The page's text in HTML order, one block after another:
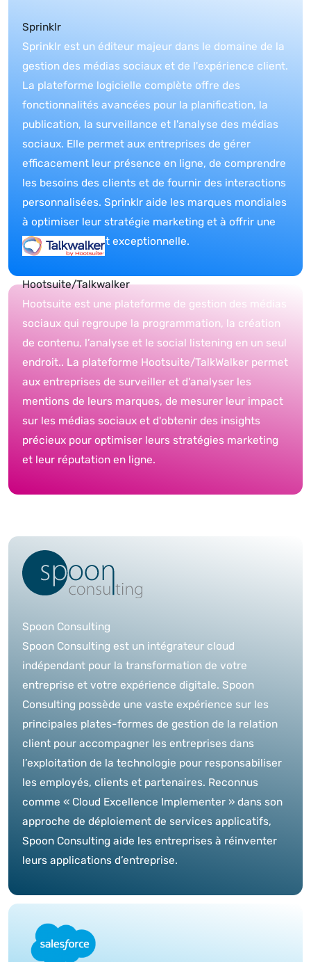
Sprinklr
Sprinklr est un éditeur majeur dans le domaine de la
gestion des médias sociaux et de l'expérience client.
La plateforme logicielle complète offre des
fonctionnalités avancées pour la planification, la
publication, la surveillance et l'analyse des médias
sociaux. Elle permet aux entreprises de gérer
efficacement leur présence en ligne, de comprendre
les besoins des clients et de fournir des interactions
personnalisées. Sprinklr aide les marques mondiales
à optimiser leur stratégie marketing et à offrir une
expérience client exceptionnelle.
Hootsuite/Talkwalker
Hootsuite est une plateforme de gestion des médias
sociaux qui regroupe la programmation, la création
de contenu, l’analyse et le social listening en un seul
endroit.. La plateforme Hootsuite/TalkWalker permet
aux entreprises de surveiller et d'analyser les
mentions de leurs marques, de mesurer leur impact
sur les médias sociaux et d'obtenir des insights
précieux pour optimiser leurs stratégies marketing
et leur réputation en ligne.
Spoon Consulting
Spoon Consulting est un intégrateur cloud
indépendant pour la transformation de votre
entreprise et votre expérience digitale. Spoon
Consulting possède une vaste expérience sur les
principales plates-formes de gestion de la relation
client pour accompagner les entreprises dans
l’exploitation de la technologie pour responsabiliser
les employés, clients et partenaires. Reconnus
comme « Cloud Excellence Implementer » dans son
approche de déploiement de services applicatifs,
Spoon Consulting aide les entreprises à réinventer
leurs applications d’entreprise.